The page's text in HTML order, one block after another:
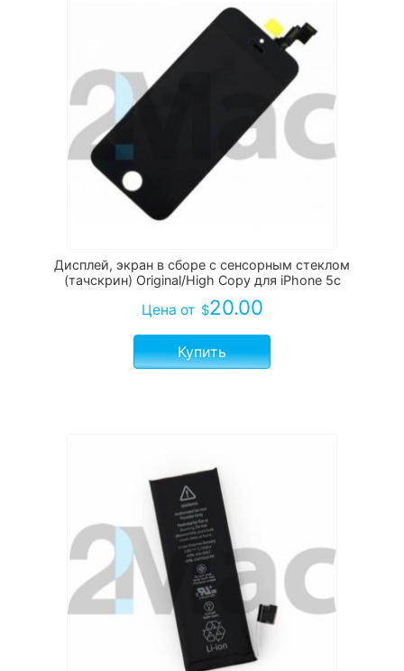
Дисплей, экран в сборе с сенсорным стеклом
(тачскрин) Original/High Copy для iPhone 5c
Цена от $20.00
Купить